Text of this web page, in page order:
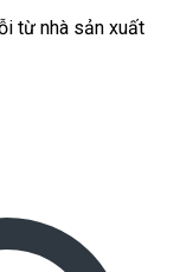
từ nhà sản xuất